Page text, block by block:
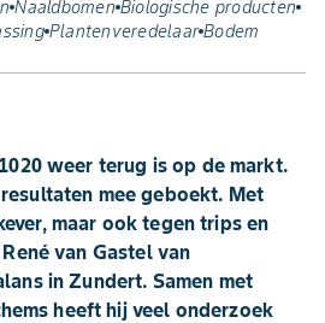
Naaldbomen Biologische producten
Plantenveredelaar Bodem
weer terug is op de markt.
mee geboekt. Met
maar ook tegen trips en
René van Gastel van
in Zundert. Samen met
heeft hij veel onderzoek